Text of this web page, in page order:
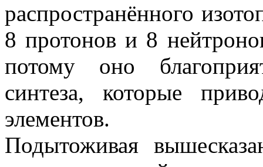
распространённого
8 протонов и 8
потому оно
синтеза, которые
элементов.
Подытоживая